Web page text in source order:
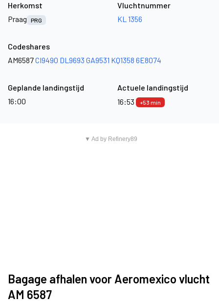
Herkomst
Praag
PRG
Vluchtnummer
KL 1356
Codeshares
AM6587CI9490 DL9693 GA9531 KQ1358 6E8074
Geplande landingstijd
16:00
Actuele landingstijd
16:53
+53 min
▼ Ad by Refinery89
Bagage afhalen voor Aeromexico vlucht
AM 6587